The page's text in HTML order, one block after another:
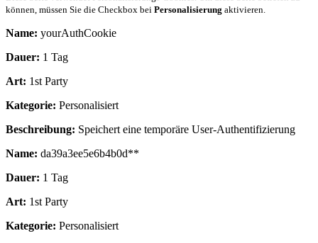
können, müssen Sie die Checkbox bei Personalisierung aktivieren.
Name: yourAuthCookie
Dauer: 1 Tag
Art: 1st Party
Kategorie: Personalisiert
Beschreibung: Speichert eine temporäre User-Authentifizierung
Name: da39a3ee5e6b4b0d**
Dauer: 1 Tag
Art: 1st Party
Kategorie: Personalisiert